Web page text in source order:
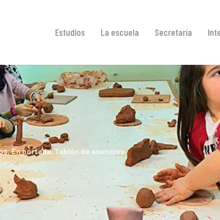
Estudios La escuela Secretaría
,En portada,Tablón de anuncios